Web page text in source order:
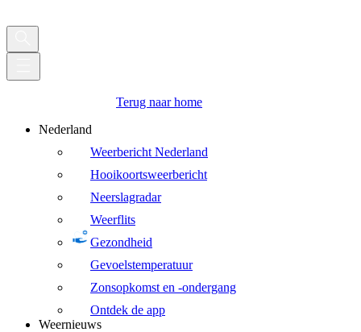
Terug naar home
Nederland
Weerbericht Nederland
Hooikoortsweerbericht
Neerslagradar
Weerflits
Gezondheid
Gevoelstemperatuur
Zonsopkomst en -ondergang
Ontdek de app
Weernieuws